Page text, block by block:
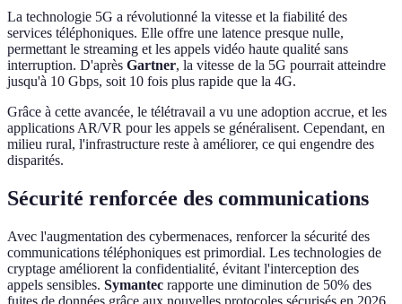
La technologie 5G a révolutionné la vitesse et la fiabilité des
services téléphoniques. Elle offre une latence presque nulle,
permettant le streaming et les appels vidéo haute qualité sans
interruption. D'après Gartner, la vitesse de la 5G pourrait atteindre
jusqu'à 10 Gbps, soit 10 fois plus rapide que la 4G.
Grâce à cette avancée, le télétravail a vu une adoption accrue, et les
applications AR/VR pour les appels se généralisent. Cependant, en
milieu rural, l'infrastructure reste à améliorer, ce qui engendre des
disparités.
Sécurité renforcée des communications
Avec l'augmentation des cybermenaces, renforcer la sécurité des
communications téléphoniques est primordial. Les technologies de
cryptage améliorent la confidentialité, évitant l'interception des
appels sensibles. Symantec rapporte une diminution de 50% des
fuites de données grâce aux nouvelles protocoles sécurisés en 2026.